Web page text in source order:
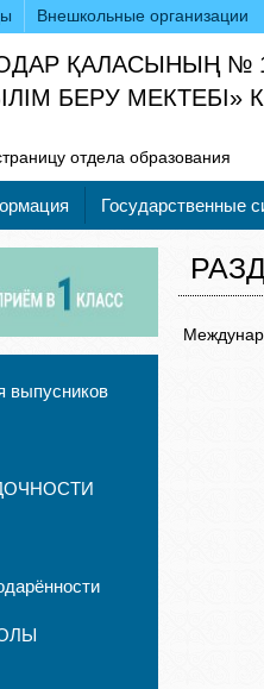
Внешкольные организации
ҚАЛАСЫНЫҢ №
БЕРУ МЕКТЕБІ»
отдела образования
Государственные
выпусников